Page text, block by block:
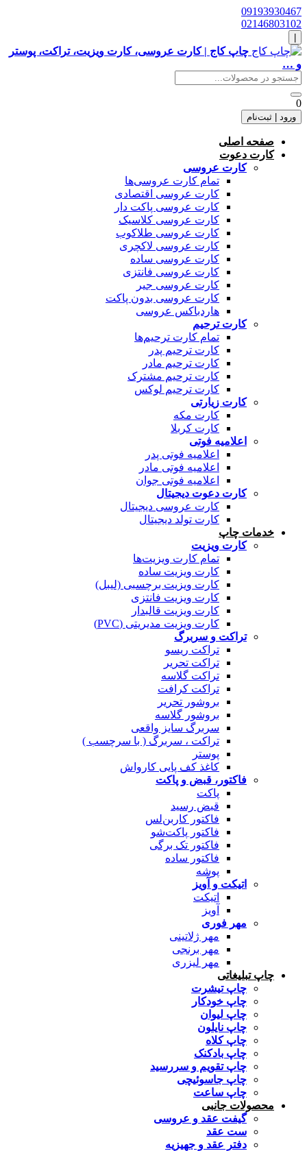
09193930467
02146803102
چاپ کاج | کارت عروسی، کارت ویزیت، تراکت، پوستر
و …
0
ورود | ثبت‌نام
صفحه اصلی
کارت دعوت
کارت عروسی
تمام کارت عروسی‌ها
کارت عروسی اقتصادی
کارت عروسی پاکت دار
کارت عروسی کلاسیک
کارت عروسی طلاکوب
کارت عروسی لاکچری
کارت عروسی ساده
کارت عروسی فانتزی
کارت عروسی جیر
کارت عروسی بدون پاکت
هاردباکس عروسی
کارت ترحیم
تمام کارت ترحیم‌ها
کارت ترحیم پدر
کارت ترحیم مادر
کارت ترحیم مشترک
کارت ترحیم لوکس
کارت زیارتی
کارت مکه
کارت کربلا
اعلامیه فوتی
اعلامیه فوتی پدر
اعلامیه فوتی مادر
اعلامیه فوتی جوان
کارت دعوت دیجیتال
کارت عروسی دیجیتال
کارت تولد دیجیتال
خدمات چاپ
کارت ویزیت
تمام کارت ویزیت‌ها
کارت ویزیت ساده
کارت ویزیت برچسبی (لیبل)
کارت ویزیت فانتزی
کارت ویزیت قالبدار
کارت ویزیت مدیریتی (PVC)
تراکت و سربرگ
تراکت ریسو
تراکت تحریر
تراکت گلاسه
تراکت کرافت
بروشور تحریر
بروشور گلاسه
سربرگ سایز واقعی
تراکت ، سربرگ ( با سرچسب )
پوستر
کاغذ کف پایی کارواش
فاکتور، قبض و پاکت
پاکت
قبض رسید
فاکتور کاربن‌لس
فاکتور پاکت‌شو
فاکتور تک برگی
فاکتور ساده
پوشه
اتیکت و آویز
اتیکت
آویز
مهر فوری
مهر ژلاتینی
مهر برنجی
مهر لیزری
چاپ تبلیغاتی
چاپ تیشرت
چاپ خودکار
چاپ لیوان
چاپ نایلون
چاپ کلاه
چاپ بادکنک
چاپ تقویم و سررسید
چاپ جاسوئیچی
چاپ ساعت
محصولات جانبی
گیفت عقد و عروسی
ست عقد
دفتر عقد و جهیزیه